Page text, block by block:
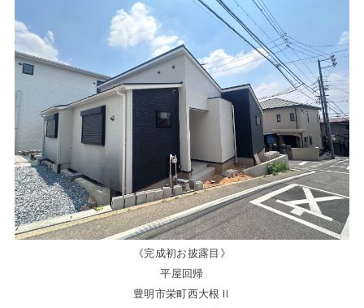
《完成初お披露目》
平屋回帰
豊明市栄町西大根Ⅱ